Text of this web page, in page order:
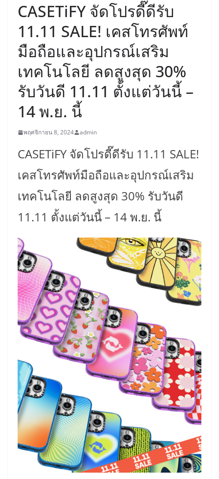
CASETiFY จัดโปรดี๊ดีรับ
11.11 SALE! เคสโทรศัพท์
มือถือและอุปกรณ์เสริม
เทคโนโลยี ลดสูงสุด 30%
รับวันดี 11.11 ตั้งแต่วันนี้ –
14 พ.ย. นี้
พฤศจิกายน 8, 2024 admin
CASETiFY จัดโปรดี๊ดีรับ 11.11 SALE!
เคสโทรศัพท์มือถือและอุปกรณ์เสริม
เทคโนโลยี ลดสูงสุด 30% รับวันดี
11.11 ตั้งแต่วันนี้ – 14 พ.ย. นี้